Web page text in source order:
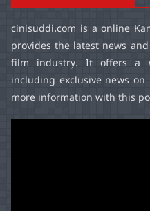
cinisuddi.com is a online
provides the latest news
film industry. It offers a
including exclusive news
more information with this